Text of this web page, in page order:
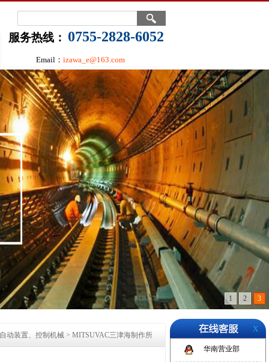
服务热线： 0755-2828-6052
Email： izawa_e@163.com
1 2 3
自动装置、控制机械 > MITSUVAC三津海制作所
X
华南营业部